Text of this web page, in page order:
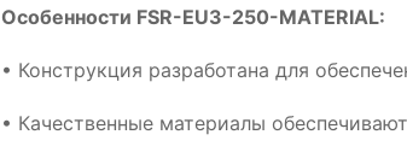
Особенности FSR-EU3-250-MATERIAL:
• Конструкция разработана для
• Качественные материалы